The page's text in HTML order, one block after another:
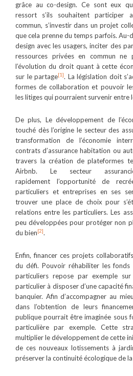
grâce au co-design. Ce sont eux
ressort s’ils souhaitent participer
commun, s’investir dans un projet
que cela prenne du temps parfois. Au-
design avec les usagers, inciter des
ressources privées en commun ne
l’évolution du droit quant à cette
sur le partage[1]. La législation doit
formes de collaboration et pouvoir
les litiges qui pourraient survenir entre
De plus, Le développement de
touché dès l’origine le secteur des
transformation de l’économie
contrats d’assurance habitation ou
travers la création de plateformes
Airbnb. Le secteur
rapidement l’opportunité de
particuliers et entreprises en ses
trouver une place de choix pour
relations entre les particuliers. Les
peu développées pour protéger non
du bien[2].
Enfin, financer ces projets
du défi. Pouvoir réhabiliter les
particuliers repose par exemple
particulier à disposer d’une capacité
banquier. Afin d’accompagner au
dans l’obtention de leurs
publique pourrait être imaginée sous
particulière par exemple. Cette
multiplier le développement de cette
de ces nouveaux lotissements à
préserver la continuité écologique de